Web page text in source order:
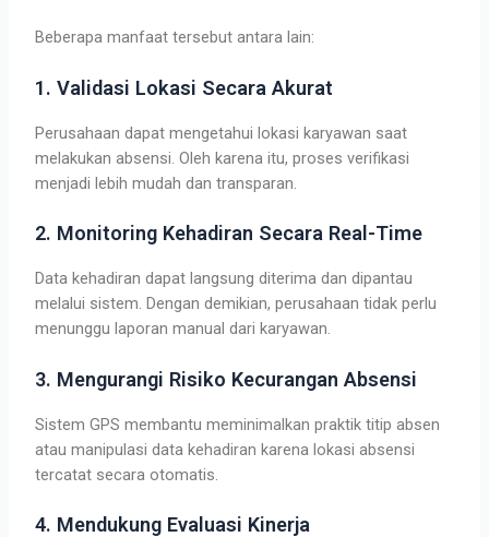
Beberapa manfaat tersebut antara lain:
1. Validasi Lokasi Secara Akurat
Perusahaan dapat mengetahui lokasi karyawan saat
melakukan absensi. Oleh karena itu, proses verifikasi
menjadi lebih mudah dan transparan.
2. Monitoring Kehadiran Secara Real-Time
Data kehadiran dapat langsung diterima dan dipantau
melalui sistem. Dengan demikian, perusahaan tidak perlu
menunggu laporan manual dari karyawan.
3. Mengurangi Risiko Kecurangan Absensi
Sistem GPS membantu meminimalkan praktik titip absen
atau manipulasi data kehadiran karena lokasi absensi
tercatat secara otomatis.
4. Mendukung Evaluasi Kinerja